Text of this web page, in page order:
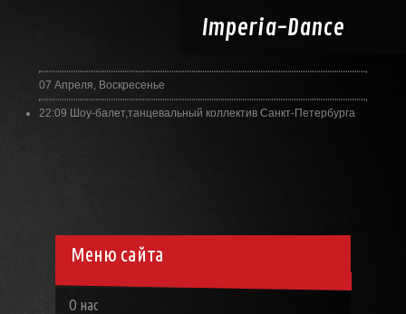
Imperia-Dance
07 Апреля, Воскресенье
22:09 Шоу-балет,танцевальный коллектив Санкт-Петербурга
Меню сайта
О нас